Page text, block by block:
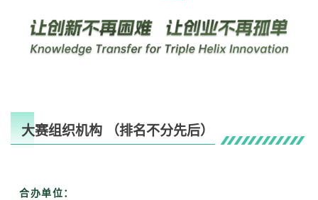
大赛组织机构 （排名不分先后）
合办单位：